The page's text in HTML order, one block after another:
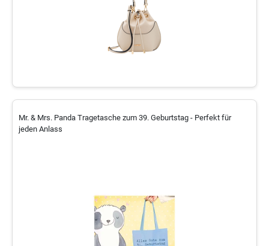
Mr. & Mrs. Panda Tragetasche zum 39. Geburtstag - Perfekt für
jeden Anlass